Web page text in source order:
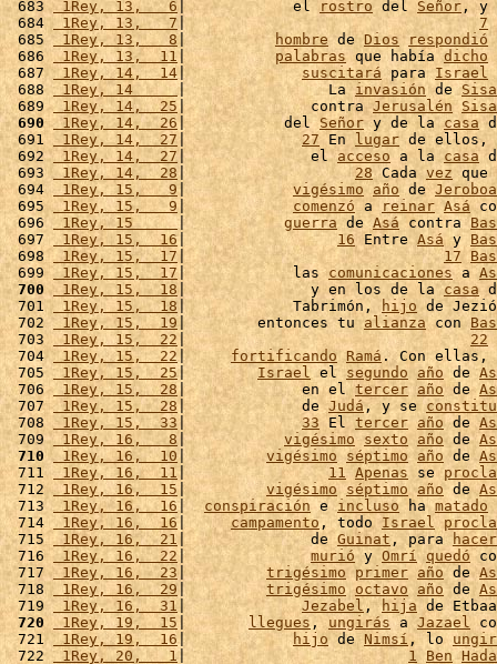
683 1Rey, 13,   6 |            el rostro del Señor ,
684
1Rey, 13,   7 | 7
685 1Rey, 13,   8| hombre de Dios respondió
686
1Rey, 13,  11 | palabras que había dicho
687 1Rey, 14,  14| suscitará para Israel
688 1Rey, 14 |                La invasión de
689 1Rey, 14,  25 |              contra Jerusalén
690 1Rey, 14,  26 |           del Señor y de la casa
691 1Rey, 14,  27 | 27 En lugar de
692 1Rey, 14,  27|              el acceso a la casa
693
1Rey, 14,  28| 28 Cada vez
694
1Rey, 15,   9| vigésimo año de
695 1Rey, 15,   9 | comenzó a reinar Asá
696 1Rey, 15 | guerra de Asá contra
697 1Rey, 15,  16| 16 Entre Asá y
698 1Rey, 15,  17 | 17
699 1Rey, 15,  17 |            las comunicaciones a
700 1Rey, 15,  18 |              y en los de la casa
701
1Rey, 15,  18 |            Tabrimón, hijo de
702 1Rey, 15,  19 |        entonces tu alianza con
703
1Rey, 15,  22 | 22
704 1Rey, 15,  22| fortificando Ramá . Con
705 1Rey, 15,  25| Israel el segundo año de
706 1Rey, 15,  28 |             en el tercer año de
707
1Rey, 15,  28 |             de Judá, y se
708
1Rey, 15,  33 | 33 El tercer año de
709
1Rey, 16,   8 | vigésimo sexto año de
710
1Rey, 16,  10| vigésimo séptimo año de
711
1Rey, 16,  11| 11 Apenas se
712 1Rey, 16,  15 | vigésimo séptimo año de
713 1Rey, 16,  16| conspiración e incluso ha matado
714 1Rey, 16,  16| campamento , todo Israel
715 1Rey, 16,  21 |              de Guinat , para
716
1Rey, 16,  22 | murió y Omrí quedó
717 1Rey, 16,  23 | trigésimo primer año de
718
1Rey, 16,  29 | trigésimo octavo año de
719 1Rey, 16,  31 | Jezabel , hija de
720
1Rey, 19,  15 | llegues , ungirás a Jazael
721 1Rey, 19,  16| hijo de Nimsí , lo
722 1Rey, 20,   1| 1 Ben